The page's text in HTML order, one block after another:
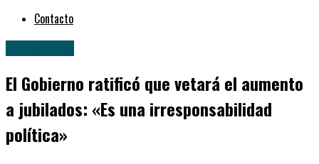
Contacto
El Gobierno ratificó que vetará el aumento
a jubilados: «Es una irresponsabilidad
política»